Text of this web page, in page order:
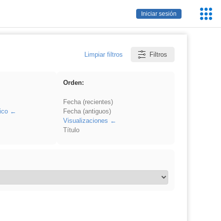
Iniciar sesión
Limpiar filtros Filtros
Orden:
Fecha (recientes)
Fecha (antiguos)
Visualizaciones
Título